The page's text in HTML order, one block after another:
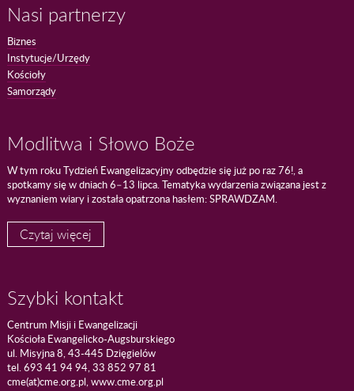
Nasi partnerzy
Biznes
Instytucje/Urzędy
Kościoły
Samorządy
Modlitwa i Słowo Boże
W tym roku Tydzień Ewangelizacyjny odbędzie się już po raz 76!, a
spotkamy się w dniach 6–13 lipca. Tematyka wydarzenia związana jest z
wyznaniem wiary i została opatrzona hasłem: SPRAWDZAM.
Czytaj więcej
Szybki kontakt
Centrum Misji i Ewangelizacji
Kościoła Ewangelicko-Augsburskiego
ul. Misyjna 8, 43-445 Dzięgielów
tel. 693 41 94 94, 33 852 97 81
cme(at)cme.org.pl, www.cme.org.pl